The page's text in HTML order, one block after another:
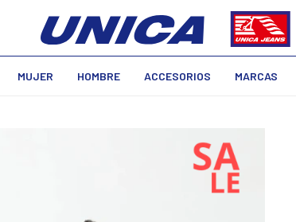
MUJER HOMBRE ACCESORIOS MARCAS